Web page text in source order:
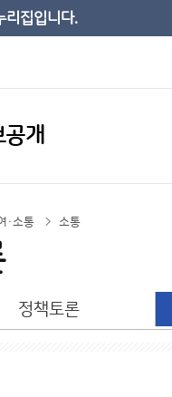
리집입니다.
개
·소통 소통
정책토론